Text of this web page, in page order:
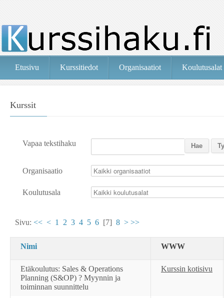
Etusivu Kurssitiedot Organisaatiot Koulutusalat
Kurssit
Vapaa tekstihaku
Organisaatio
Koulutusala
Sivu: << < 1 2 3 4 5 6 [7] 8 > >>
Nimi WWW
Etäkoulutus: Sales & Operations
Planning (S&OP) ? Myynnin ja
toiminnan suunnittelu
Kurssin kotisivu